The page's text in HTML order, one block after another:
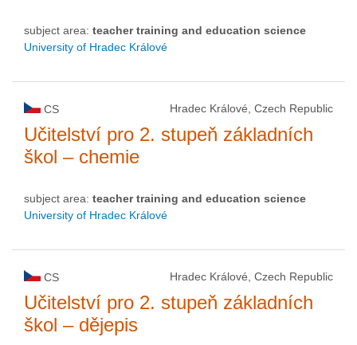
subject area: teacher training and education science
University of Hradec Králové
CS Hradec Králové, Czech Republic
Učitelství pro 2. stupeň základních
škol – chemie
subject area: teacher training and education science
University of Hradec Králové
CS Hradec Králové, Czech Republic
Učitelství pro 2. stupeň základních
škol – dějepis